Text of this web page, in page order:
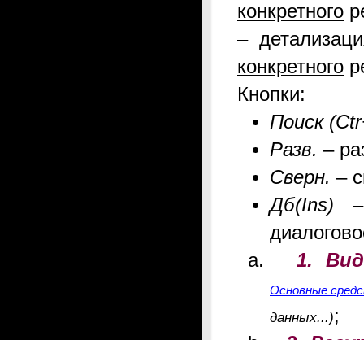
конкретного
–
конкретного
Кнопки:
Поиск
Разв. –
Сверн. –
Дб(Ins)
1.
Основные
данных...);